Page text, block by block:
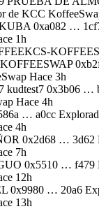
de KCC
0xa082 …
1h
Hace 3h
0x3b06 …
Hace 4h
… a0cc
4h
0x2d68 … 3d62
7h
0x5510 … f479
12h
0x9980 … 20a6
13h